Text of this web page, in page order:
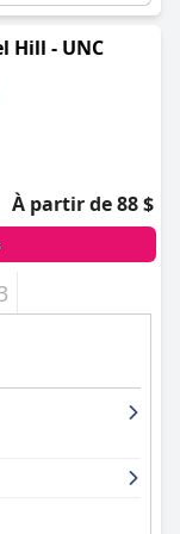
chambres, il reste
à la
Hill - UNC
À partir de 88 $